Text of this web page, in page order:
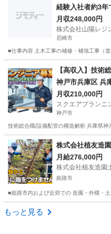
経験入社者約3年
ン】
月収248,000円
株式会社山陽レ
尼崎市
■仕事内容 土木工事の補修・補強工事（
施工管理 未経験
【高収入】技術総
神戸市兵庫区 兵
合職/設備配管の
月収210,000円
スクエアプランニ
神戸市
技術総合職/設備配管の構造解析 兵庫県
兵庫 神戸市 測量
株式会社植友造
月給276,000円
株式会社植友造園
姫路市
■姫路市内および近郊での 造園・外構
兵庫 姫路市
もっと見る